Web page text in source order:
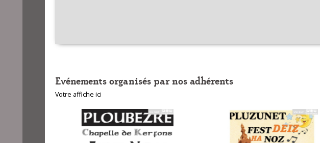
Evénements organisés par nos adhérents
Votre affiche ici